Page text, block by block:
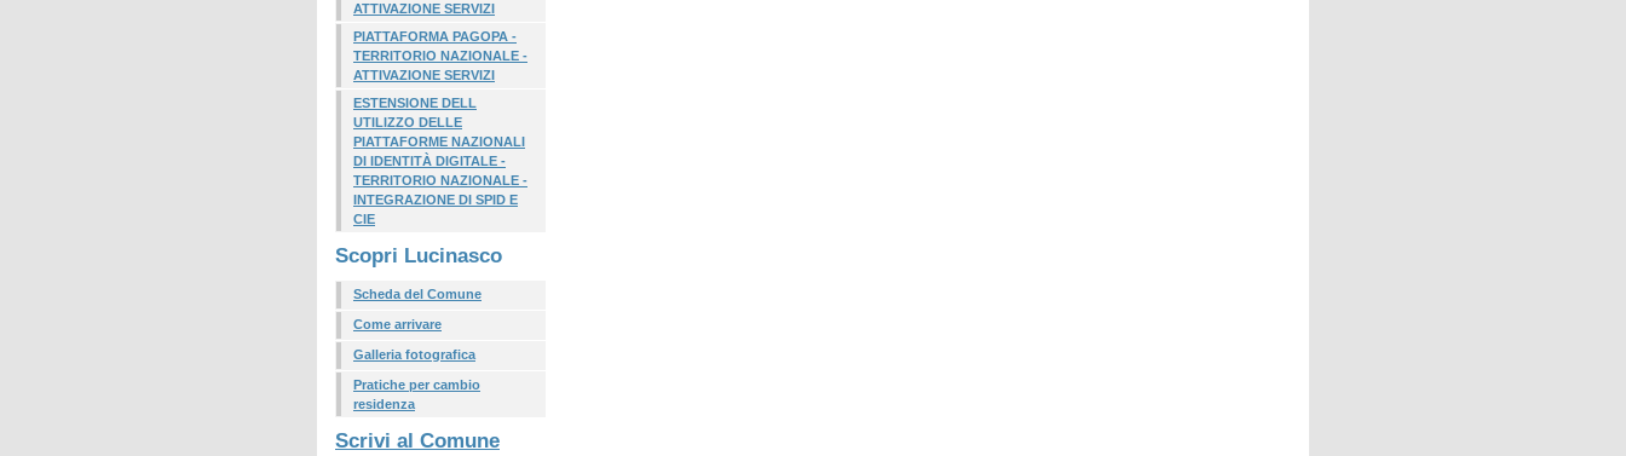
ATTIVAZIONE SERVIZI
PIATTAFORMA PAGOPA -
TERRITORIO NAZIONALE -
ATTIVAZIONE SERVIZI
ESTENSIONE DELL
UTILIZZO DELLE
PIATTAFORME NAZIONALI
DI IDENTITÀ DIGITALE -
TERRITORIO NAZIONALE -
INTEGRAZIONE DI SPID E
CIE
Scopri Lucinasco
Scheda del Comune
Come arrivare
Galleria fotografica
Pratiche per cambio
residenza
Scrivi al Comune